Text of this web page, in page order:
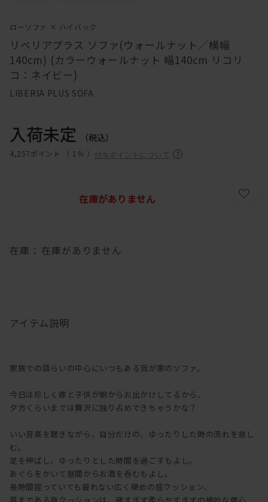
ローソファ × ハイバック
リベリアプラス ソファ(ウォールナット／横幅
140cm) (カラーウォールナット 幅140cm リコリ
コ：ネイビー)
LIBERIA PLUS SOFA
入荷未定 （税込）
4,257ポイント （ 1％ ） 付与ポイントについて
在庫： 在庫がありません
在庫がありません
アイテム説明
家族での語らいの中心にいつもある我が家のソファ。
今日は珍しく嫁と子供が朝からお出かけしてるから、
夕方くらいまでは贅沢に独り占めできちゃうかな？
いい音楽を聴きながら、自分だけの、ゆったりした時の流れを慈し
む。
足を伸ばし、ゆったりとした時間を過ごすもよし。
あぐらをかいて昼間からお酒を呑むもよし。
長時間座っていても疲れない広く硬めの座クッション、